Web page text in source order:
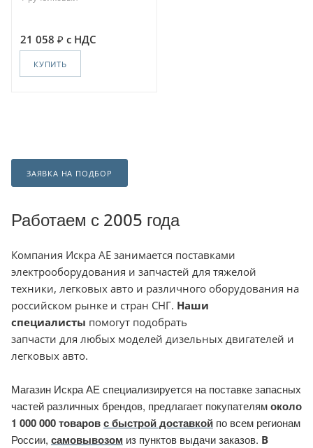
21 058 с НДС
КУПИТЬ
ЗАЯВКА НА ПОДБОР
Работаем с 2005 года
Компания Искра АЕ занимается поставками
электрооборудования и запчастей для тяжелой
техники, легковых авто и различного оборудования на
российском рынке и стран СНГ. Наши
специалисты помогут подобрать
запчасти для любых моделей дизельных двигателей и
легковых авто.
Магазин Искра АЕ специализируется на поставке запасных
частей различных брендов, предлагает покупателямоколо
1 000 000 товаровс быстрой доставкой по всем регионам
России, самовывозом из пунктов выдачи заказов. В